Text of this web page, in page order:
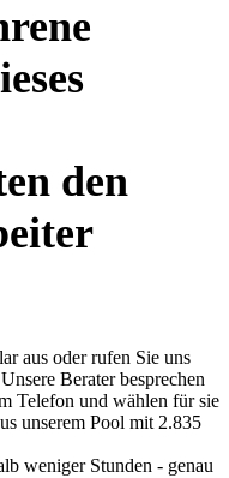
den
aus oder rufen Sie uns
Berater besprechen
Telefon und wählen für sie
unserem Pool mit 2.835
weniger Stunden - genau